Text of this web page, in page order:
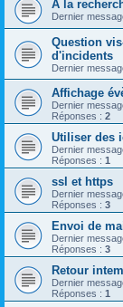
À la
Dernier
Question
d'incidents
Dernier
Affichage
Dernier
Réponses : 2
Utiliser des
Dernier
Réponses : 1
ssl et https
Dernier
Réponses : 3
Envoi de
Dernier
Réponses : 3
Retour
Dernier
Réponses : 1